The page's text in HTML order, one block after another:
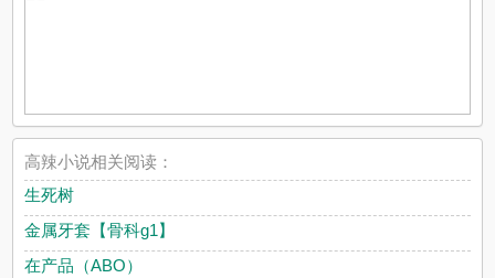
高辣小说相关阅读：
生死树
金属牙套【骨科g1】
在产品（ABO）